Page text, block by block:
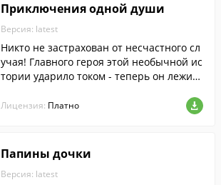
Приключения одной души
Версия: latest
Никто не застрахован от несчастного сл
учая! Главного героя этой необычной ис
тории ударило током - теперь он лежит
из одного тела в другое.
Лицензия: Платно
Папины дочки
Версия: latest